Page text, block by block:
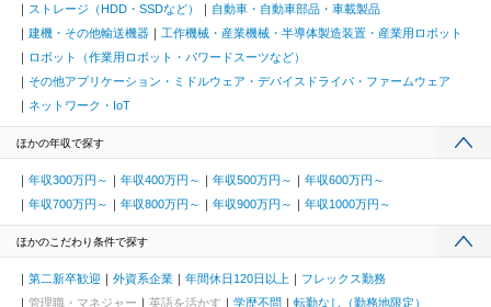
ストレージ（HDD・SSDなど）
自動車・自動車部品・車載製品
建機・その他輸送機器
工作機械・産業機械・半導体製造装置・産業用ロボット
ロボット（作業用ロボット・パワードスーツなど）
その他アプリケーション・ミドルウェア・デバイスドライバ・ファームウェア
ネットワーク・IoT
ほかの年収で探す
年収300万円～ 年収400万円～ 年収500万円～
年収600万円～
年収700万円～
年収800万円～ 年収900万円～ 年収1000万円～
ほかのこだわり条件で探す
第二新卒歓迎 外資系企業 年間休日120日以上
フレックス勤務
管理職・マネジャー
英語を活かす 学歴不問
転勤なし（勤務地限定）